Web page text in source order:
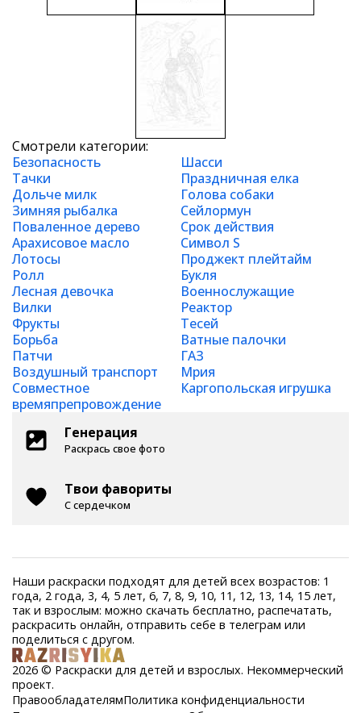
Смотрели категории:
Безопасность
Шасси
Тачки
Праздничная елка
Дольче милк
Голова собаки
Зимняя рыбалка
Сейлормун
Поваленное дерево
Срок действия
Арахисовое масло
Символ S
Лотосы
Проджект плейтайм
Ролл
Букля
Лесная девочка
Военнослужащие
Вилки
Реактор
Фрукты
Тесей
Борьба
Ватные палочки
Патчи
ГАЗ
Воздушный транспорт
Мрия
Совместное
времяпрепровождение
Каргопольская игрушка
Генерация
Раскрась свое фото
Твои фавориты
С сердечком
Наши раскраски подходят для детей всех возрастов: 1
года, 2 года, 3, 4, 5 лет, 6, 7, 8, 9, 10, 11, 12, 13, 14, 15 лет,
так и взрослым: можно скачать бесплатно, распечатать,
раскрасить онлайн, отправить себе в телеграм или
поделиться с другом.
2026 © Раскраски для детей и взрослых. Некоммерческий
проект.
ПравообладателямПолитика конфиденциальности